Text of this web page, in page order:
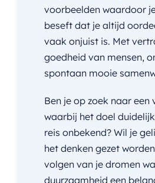
voorbeelden waardoor
beseft dat je altijd
vaak onjuist is. Met
goedheid van mensen,
spontaan mooie
Ben je op zoek naar een
waarbij het doel
reis onbekend? Wil je
het denken gezet
volgen van je dromen
duurzaamheid een